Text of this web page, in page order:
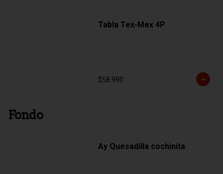
Tabla Tex-Mex 4P
$58.990
Fondo
Ay Quesadilla cochinita